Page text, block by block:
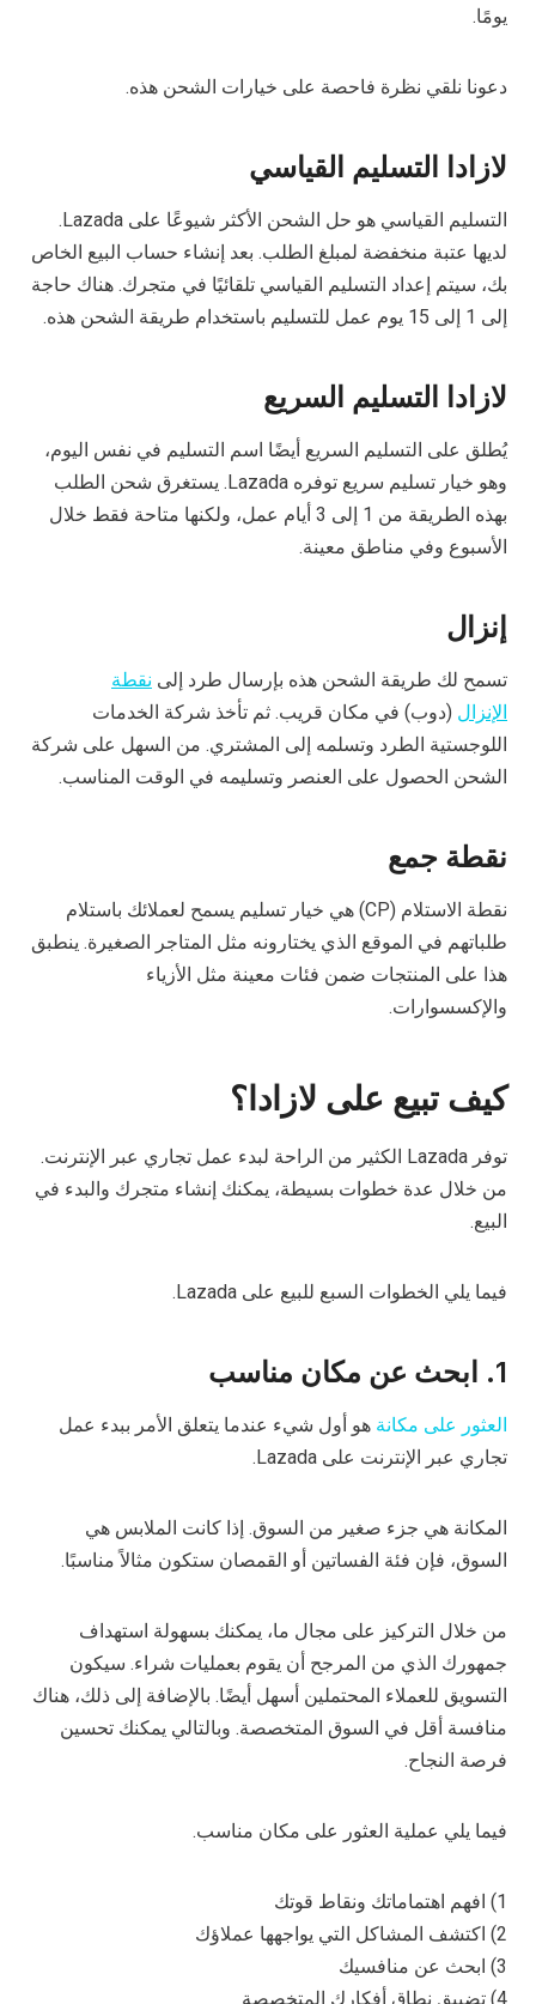
يومًا.
دعونا نلقي نظرة فاحصة على خيارات الشحن هذه.
لازادا التسليم القياسي
التسليم القياسي هو حل الشحن الأكثر شيوعًا على Lazada.
لديها عتبة منخفضة لمبلغ الطلب. بعد إنشاء حساب البيع الخاص
بك، سيتم إعداد التسليم القياسي تلقائيًا في متجرك. هناك حاجة
إلى 1 إلى 15 يوم عمل للتسليم باستخدام طريقة الشحن هذه.
لازادا التسليم السريع
يُطلق على التسليم السريع أيضًا اسم التسليم في نفس اليوم،
وهو خيار تسليم سريع توفره Lazada. يستغرق شحن الطلب
بهذه الطريقة من 1 إلى 3 أيام عمل، ولكنها متاحة فقط خلال
الأسبوع وفي مناطق معينة.
إنزال
تسمح لك طريقة الشحن هذه بإرسال طرد إلى نقطة
الإنزال (دوب) في مكان قريب. ثم تأخذ شركة الخدمات
اللوجستية الطرد وتسلمه إلى المشتري. من السهل على شركة
الشحن الحصول على العنصر وتسليمه في الوقت المناسب.
نقطة جمع
نقطة الاستلام (CP) هي خيار تسليم يسمح لعملائك باستلام
طلباتهم في الموقع الذي يختارونه مثل المتاجر الصغيرة. ينطبق
هذا على المنتجات ضمن فئات معينة مثل الأزياء
والإكسسوارات.
كيف تبيع على لازادا؟
توفر Lazada الكثير من الراحة لبدء عمل تجاري عبر الإنترنت.
من خلال عدة خطوات بسيطة، يمكنك إنشاء متجرك والبدء في
البيع.
فيما يلي الخطوات السبع للبيع على Lazada.
1. ابحث عن مكان مناسب
العثور على مكانة هو أول شيء عندما يتعلق الأمر ببدء عمل
تجاري عبر الإنترنت على Lazada.
المكانة هي جزء صغير من السوق. إذا كانت الملابس هي
السوق، فإن فئة الفساتين أو القمصان ستكون مثالاً مناسبًا.
من خلال التركيز على مجال ما، يمكنك بسهولة استهداف
جمهورك الذي من المرجح أن يقوم بعمليات شراء. سيكون
التسويق للعملاء المحتملين أسهل أيضًا. بالإضافة إلى ذلك، هناك
منافسة أقل في السوق المتخصصة. وبالتالي يمكنك تحسين
فرصة النجاح.
فيما يلي عملية العثور على مكان مناسب.
1) افهم اهتماماتك ونقاط قوتك
2) اكتشف المشاكل التي يواجهها عملاؤك
3) ابحث عن منافسيك
4) تضييق نطاق أفكارك المتخصصة